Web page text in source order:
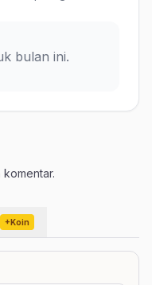
bulan ini.
+Koin